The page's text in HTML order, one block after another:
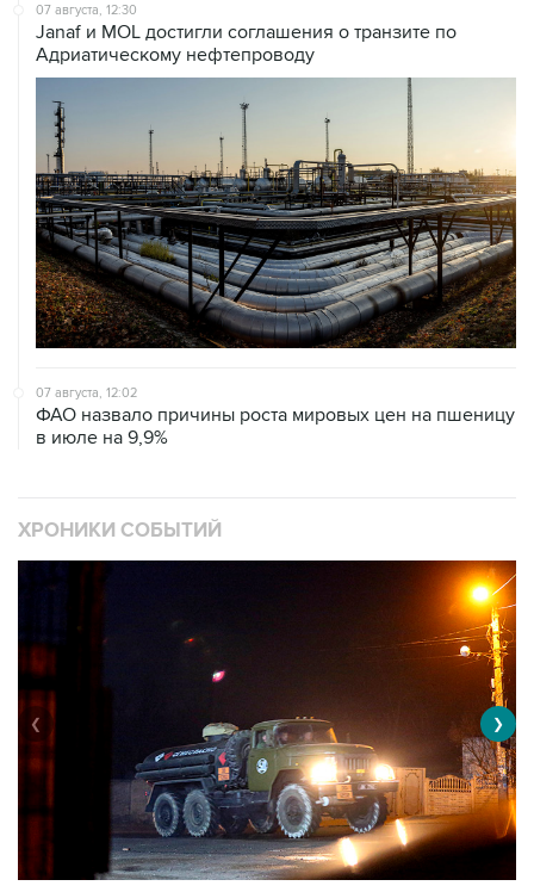
07 августа, 12:30
Janaf и MOL достигли соглашения о транзите по
Адриатическому нефтепроводу
07 августа, 12:02
ФАО назвало причины роста мировых цен на пшеницу
в июле на 9,9%
ХРОНИКИ СОБЫТИЙ
❮ ❯